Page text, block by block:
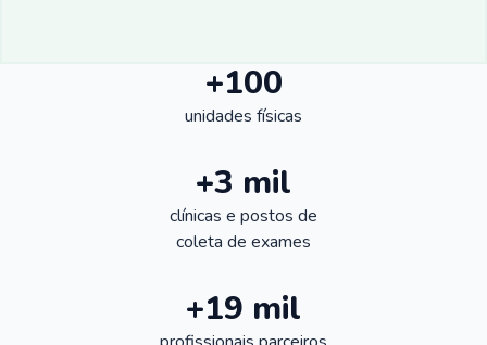
+100
unidades físicas
+3 mil
clínicas e postos de
coleta de exames
+19 mil